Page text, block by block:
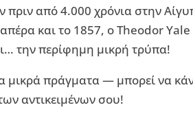
από 4.000 χρόνια στην
και το 1857, ο Theodor
την περίφημη μικρή τρύπα!
μικρά πράγματα — μπορεί να
αντικειμένων σου!